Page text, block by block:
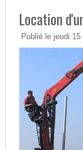
Location
Publié le jeudi